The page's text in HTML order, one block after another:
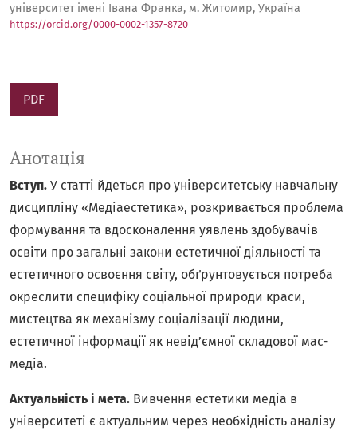
університет імені Івана Франка, м. Житомир, Україна
https://orcid.org/0000-0002-1357-8720
PDF
Анотація
Вступ. У статті йдеться про університетську навчальну
дисципліну «Медіаестетика», розкривається проблема
формування та вдосконалення уявлень здобувачів
освіти про загальні закони естетичної діяльності та
естетичного освоєння світу, обґрунтовується потреба
окреслити специфіку соціальної природи краси,
мистецтва як механізму соціалізації людини,
естетичної інформації як невід’ємної складової мас-
медіа.
Актуальність і мета. Вивчення естетики медіа в
університеті є актуальним через необхідність аналізу